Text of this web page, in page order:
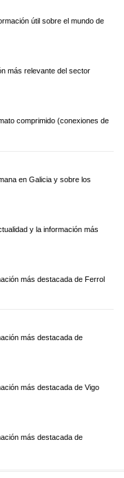
útil sobre el mundo de
más relevante del sector
comprimido (conexiones de
en Galicia y sobre los
y la información más
más destacada de Ferrol
más destacada de
más destacada de Vigo
más destacada de